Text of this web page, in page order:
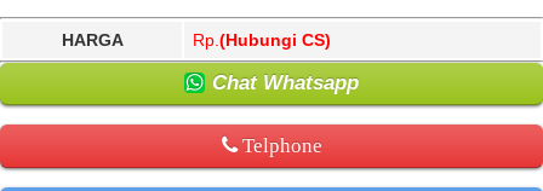
HARGA Rp. (Hubungi CS)
Chat Whatsapp
Telphone